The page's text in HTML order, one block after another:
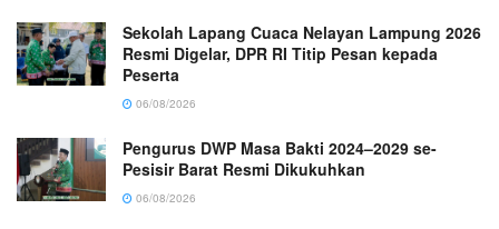
Sekolah Lapang Cuaca Nelayan Lampung 2026
Resmi Digelar, DPR RI Titip Pesan kepada
Peserta
06/08/2026
Pengurus DWP Masa Bakti 2024–2029 se-
Pesisir Barat Resmi Dikukuhkan
06/08/2026